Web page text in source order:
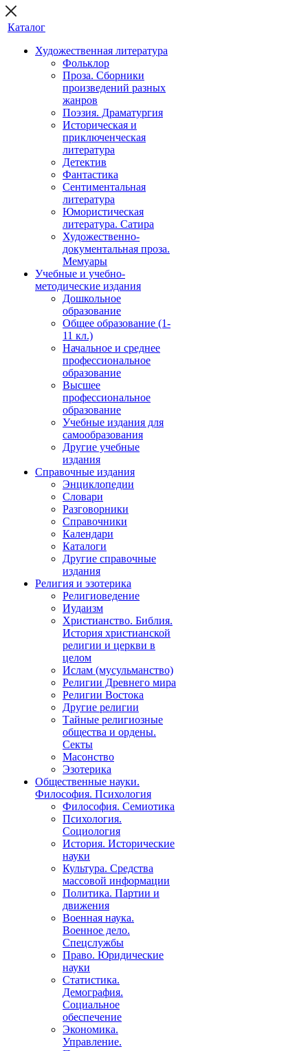
Каталог
Художественная литература
Фольклор
Проза. Сборники
произведений разных
жанров
Поэзия. Драматургия
Историческая и
приключенческая
литература
Детектив
Фантастика
Сентиментальная
литература
Юмористическая
литература. Сатира
Художественно-
документальная проза.
Мемуары
Учебные и учебно-
методические издания
Дошкольное
образование
Общее образование (1-
11 кл.)
Начальное и среднее
профессиональное
образование
Высшее
профессиональное
образование
Учебные издания для
самообразования
Другие учебные
издания
Справочные издания
Энциклопедии
Словари
Разговорники
Справочники
Календари
Каталоги
Другие справочные
издания
Религия и эзотерика
Религиоведение
Иудаизм
Христианство. Библия.
История христианской
религии и церкви в
целом
Ислам (мусульманство)
Религии Древнего мира
Религии Востока
Другие религии
Тайные религиозные
общества и ордены.
Секты
Масонство
Эзотерика
Общественные науки.
Философия. Психология
Философия. Семиотика
Психология.
Социология
История. Исторические
науки
Культура. Средства
массовой информации
Политика. Партии и
движения
Военная наука.
Военное дело.
Спецслужбы
Право. Юридические
науки
Статистика.
Демография.
Социальное
обеспечение
Экономика.
Управление.